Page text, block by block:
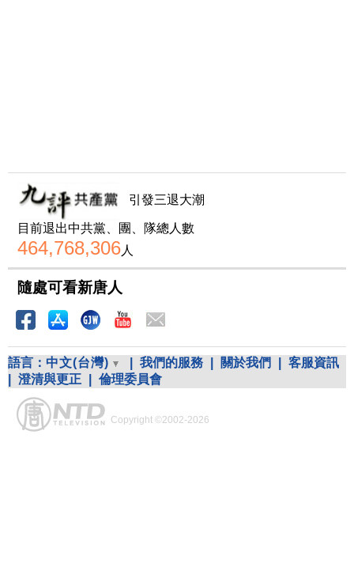
引發三退大潮
目前退出中共黨、團、隊總人數
464,768,306人
隨處可看新唐人
語言： 中文(台灣) 我們的服務 關於我們
客服資訊
澄清與更正 倫理委員會
Copyright ©2002-2026